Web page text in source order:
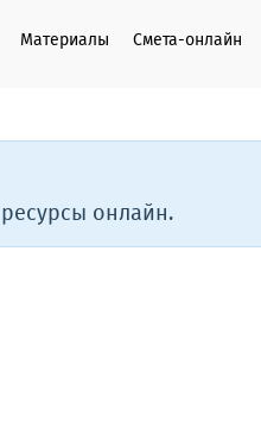
Материалы Смета-онлайн
онлайн.